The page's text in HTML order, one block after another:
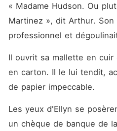
« Madame Hudson. Ou
Martinez », dit Arthur. Son
professionnel et
Il ouvrit sa mallette en
en carton. Il le lui tendit,
de papier impeccable.
Les yeux d'Ellyn se
un chèque de banque de